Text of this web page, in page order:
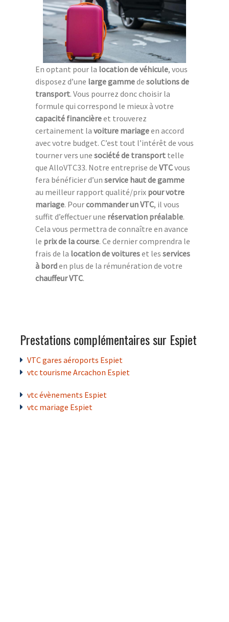
En optant pour la location de véhicule, vous
disposez d’une large gammede solutions de
transport. Vous pourrez donc choisir la
formule qui correspond le mieux à votre
capacité financièreet trouverez
certainement la voiture mariageen accord
avec votre budget. C’est tout l’intérêt de vous
tourner vers une société de transport telle
que AlloVTC33. Notre entreprise de VTCvous
fera bénéficier d’un service haut de gamme
au meilleur rapport qualité/prix pour votre
mariage. Pourcommander un VTC, il vous
suffit d’effectuer une réservation préalable.
Cela vous permettra de connaître en avance
le prix de la course. Ce dernier comprendra le
frais de la location de voitureset les services
à borden plus de la rémunération de votre
chauffeur VTC.
Prestations complémentaires sur Espiet
VTC gares aéroports Espiet
vtc tourisme Arcachon Espiet
vtc évènements Espiet
vtc mariage Espiet